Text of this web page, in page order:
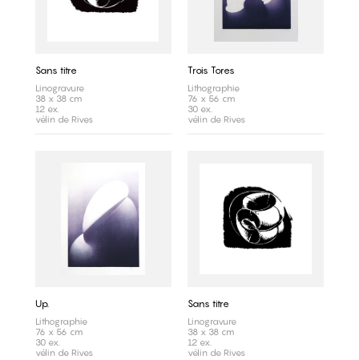
Sans titre
Linogravure
38 x 38 cm
12 ex.
vélin de Rives
Trois Tores
Lithographie
76 x 56 cm
30 ex.
vélin de Rives
Up.
Lithographie
76 x 56 cm
30 ex.
vélin de Rives
Sans titre
Linogravure
38 x 38 cm
12 ex.
vélin de Rives